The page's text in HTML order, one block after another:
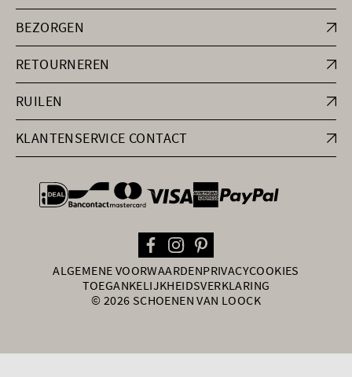
BEZORGEN
RETOURNEREN
RUILEN
KLANTENSERVICE CONTACT
general.paymentOptions
ALGEMENE VOORWAARDENPRIVACYCOOKIES
TOEGANKELIJKHEIDSVERKLARING
© 2026 SCHOENEN VAN LOOCK